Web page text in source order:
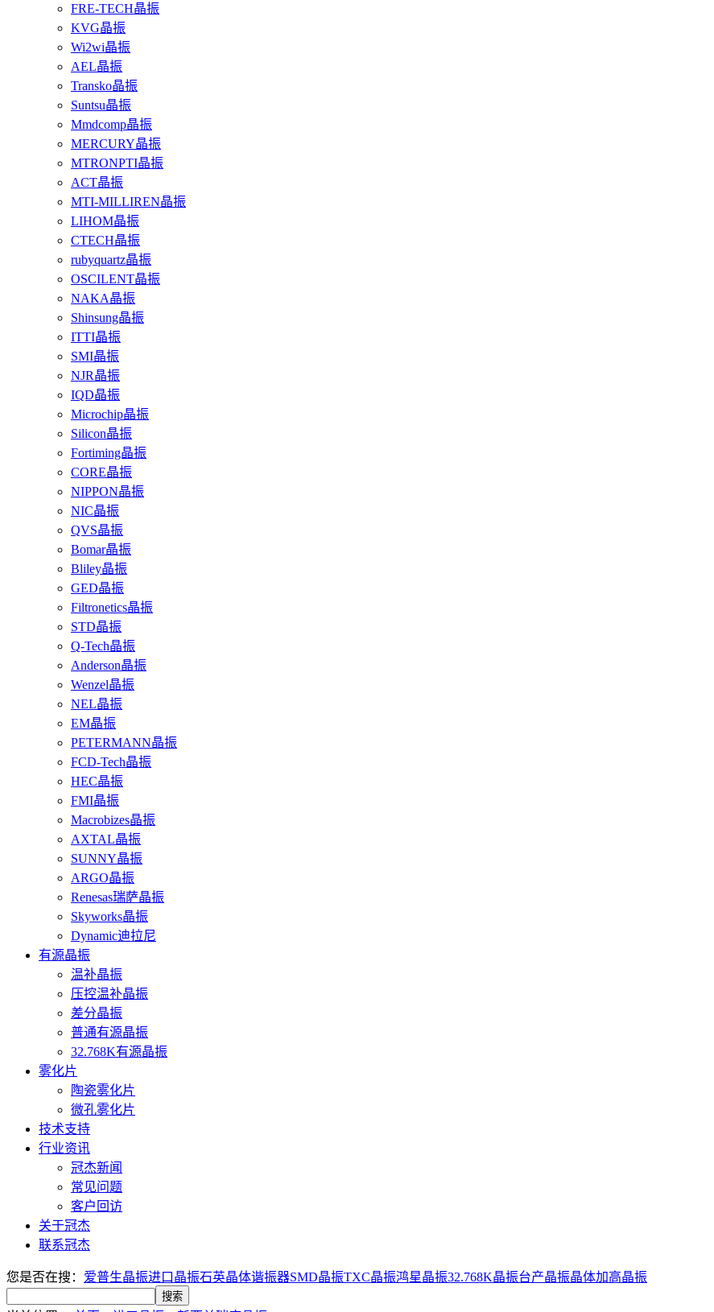
FRE-TECH晶振
KVG晶振
Wi2wi晶振
AEL晶振
Transko晶振
Suntsu晶振
Mmdcomp晶振
MERCURY晶振
MTRONPTI晶振
ACT晶振
MTI-MILLIREN晶振
LIHOM晶振
CTECH晶振
rubyquartz晶振
OSCILENT晶振
NAKA晶振
Shinsung晶振
ITTI晶振
SMI晶振
NJR晶振
IQD晶振
Microchip晶振
Silicon晶振
Fortiming晶振
CORE晶振
NIPPON晶振
NIC晶振
QVS晶振
Bomar晶振
Bliley晶振
GED晶振
Filtronetics晶振
STD晶振
Q-Tech晶振
Anderson晶振
Wenzel晶振
NEL晶振
EM晶振
PETERMANN晶振
FCD-Tech晶振
HEC晶振
FMI晶振
Macrobizes晶振
AXTAL晶振
SUNNY晶振
ARGO晶振
Renesas瑞萨晶振
Skyworks晶振
Dynamic迪拉尼
有源晶振
温补晶振
压控温补晶振
差分晶振
普通有源晶振
32.768K有源晶振
雾化片
陶瓷雾化片
微孔雾化片
技术支持
行业资讯
冠杰新闻
常见问题
客户回访
关于冠杰
联系冠杰
您是否在搜： 爱普生晶振进口晶振石英晶体谐振器SMD晶振TXC晶振鸿星晶振32.768K晶振台产晶振晶体加高晶振